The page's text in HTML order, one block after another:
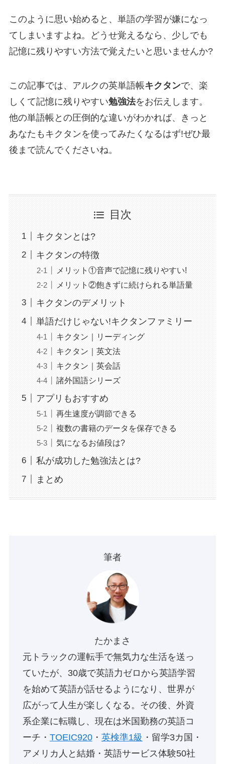
このように思い始めると、単語の学習が嫌になっ
てしまいますよね。
どうせ覚えるなら、少しでも
記憶に残りやすい方法で覚えたいと思いませんか?
この記事では、アルクの英単語帳キクタンで、楽
しくて記憶に残りやすい勉強法をお伝えします。
他の単語帳との圧倒的な違いがわかれば、きっと
あなたもキクタンを使ってみたくなるはず!ぜひ最
後まで読んでくださいね。
目次
キクタンとは?
キクタンの特徴
メリット①音声で記憶に残りやすい!
メリット②飽きずに続けられる単語量
キクタンのデメリット
単語だけじゃない!キクタンファミリー
キクタン｜リーディング
キクタン｜英文法
キクタン｜英会話
諸外国語シリーズ
アプリもおすすめ
再生速度が調節できる
複数の書籍のデータを保存できる
気になるお値段は?
私が成功した勉強法とは?
まとめ
筆者
たかまさ
元トラックの運転手で無気力な生活を送っ
ていたが、30歳で英語力ゼロから英語学習
を始めて英語が話せるようになり、世界が
広がって人生が楽しくなる。その後、外資
系企業に転職し、現在は米国勤務の英語コ
ーチ・ TOEIC920・ 英検準1級 ・留学3カ国・
アメリカ人と結婚・英語サービス体験50社